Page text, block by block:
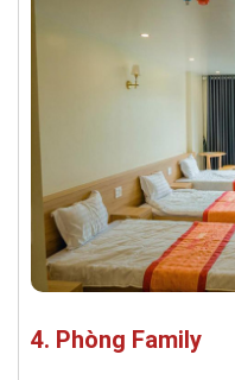
4. Phòng Family